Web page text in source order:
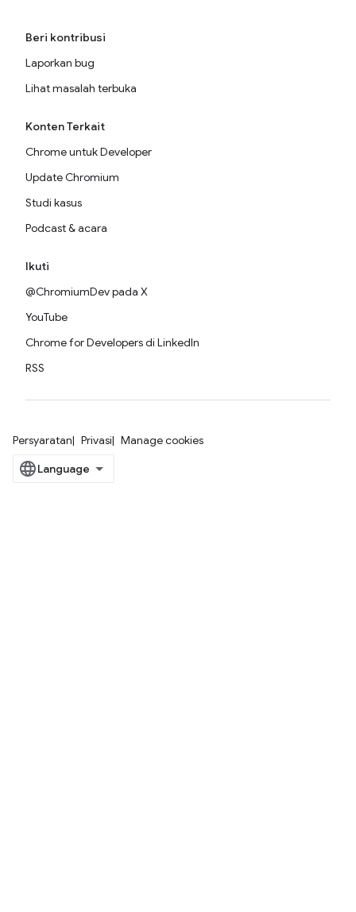
Beri kontribusi
Laporkan bug
Lihat masalah terbuka
Konten Terkait
Chrome untuk Developer
Update Chromium
Studi kasus
Podcast & acara
Ikuti
@ChromiumDev pada X
YouTube
Chrome for Developers di LinkedIn
RSS
Persyaratan Privasi Manage cookies